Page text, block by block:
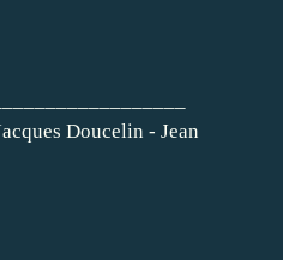
Doucelin - Jean